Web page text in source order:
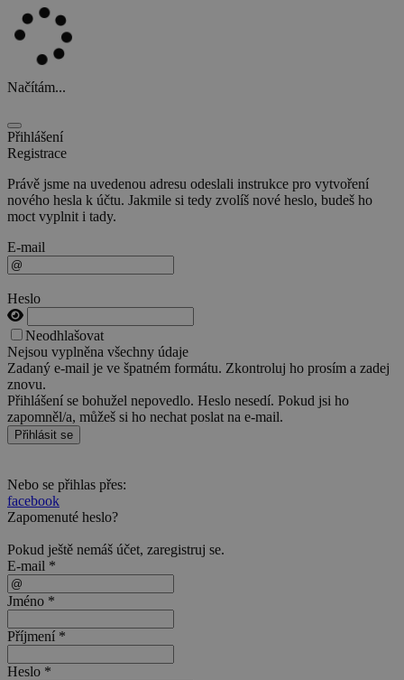
Načítám...
Přihlášení
Registrace
Právě jsme na uvedenou adresu odeslali instrukce pro vytvoření
nového hesla k účtu. Jakmile si tedy zvolíš nové heslo, budeš ho
moct vyplnit i tady.
E-mail
Heslo
Neodhlašovat
Nejsou vyplněna všechny údaje
Zadaný e-mail je ve špatném formátu. Zkontroluj ho prosím a zadej
znovu.
Přihlášení se bohužel nepovedlo. Heslo nesedí. Pokud jsi ho
zapomněl/a, můžeš si ho nechat poslat na e-mail.
Přihlásit se
Nebo se přihlas přes:
facebook
Zapomenuté heslo?
Pokud ještě nemáš účet, zaregistruj se.
E-mail *
Jméno *
Příjmení *
Heslo *